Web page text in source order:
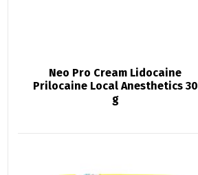
Neo Pro Cream Lidocaine
Prilocaine Local Anesthetics 30
g